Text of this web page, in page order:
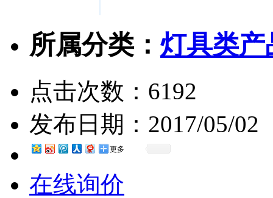
所属分类： 灯具类产
点击次数： 6192
发布日期： 2017/05/02
更多
在线询价